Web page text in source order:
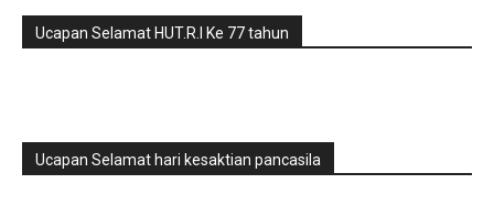
Ucapan Selamat HUT.R.I Ke 77 tahun
Ucapan Selamat hari kesaktian pancasila